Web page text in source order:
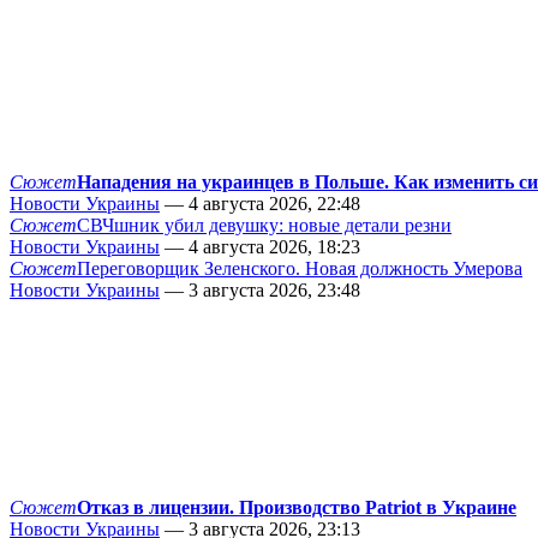
СюжетНападения на украинцев в Польше. Как изменить
Новости Украины — 4 августа 2026, 22:48
СюжетСВЧшник убил девушку: новые детали резни
Новости Украины — 4 августа 2026, 18:23
СюжетПереговорщик Зеленского. Новая должность Умерова
Новости Украины — 3 августа 2026, 23:48
СюжетОтказ в лицензии. Производство Patriot в Украине
Новости Украины — 3 августа 2026, 23:13